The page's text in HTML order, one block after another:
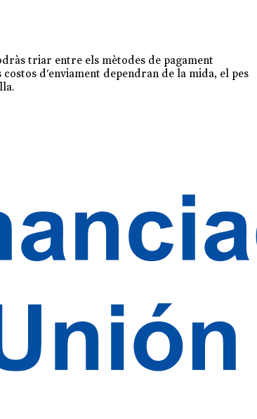
triar entre els mètodes de pagament
d'enviament dependran de la mida, el pes